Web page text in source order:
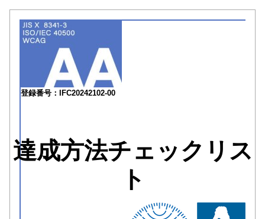
登録番号：IFC20242102-00
達成方法チェックリス
ト